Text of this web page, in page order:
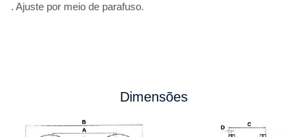
. Ajuste por meio de parafuso.
Dimensões